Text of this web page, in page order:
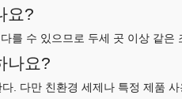
요?
를 수 있으므로 두세 곳 이상 같은
나요?
. 다만 친환경 세제나 특정 제품